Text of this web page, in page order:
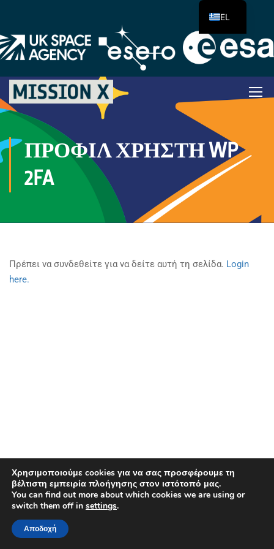
ΠΡΟΦΊΛ ΧΡΉΣΤΗ WP
2FA
Πρέπει να συνδεθείτε για να δείτε αυτή τη σελίδα. Login
here.
Copyright © Ευρωπαϊκός Οργανισμός Διαστήματος. Όλα τα
δικαιώματα διατηρούνται.
Χρησιμοποιούμε cookies για να σας προσφέρουμε τη
βέλτιστη εμπειρία πλοήγησης στον ιστότοπό μας.
You can find out more about which cookies we are using or
switch them off in settings.
Αποδοχή
EL